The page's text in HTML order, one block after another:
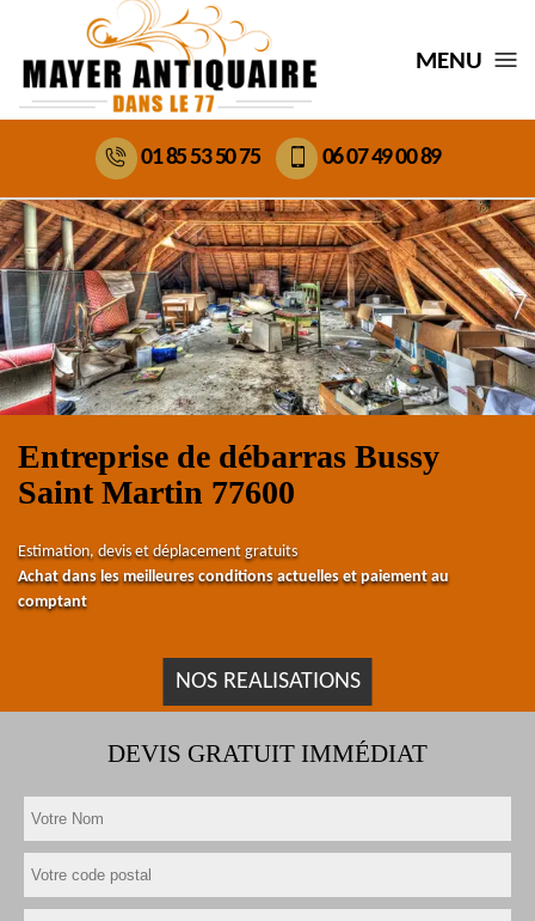
MENU
01 85 53 50 75 06 07 49 00 89
Entreprise de débarras Bussy
Saint Martin 77600
Estimation, devis et déplacement gratuits
Achat dans les meilleures conditions actuelles et paiement au
comptant
NOS REALISATIONS
DEVIS GRATUIT IMMÉDIAT